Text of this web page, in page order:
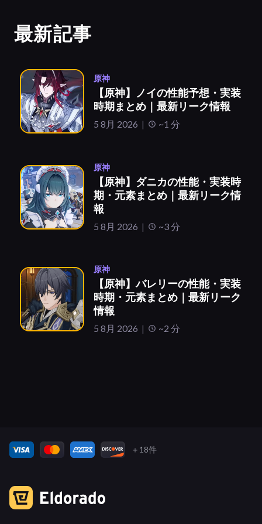
最新記事
原神
【原神】ノイの性能予想・実装
時期まとめ｜最新リーク情報
5 8月 2026 ~1 分
原神
【原神】ダニカの性能・実装時
期・元素まとめ｜最新リーク情
報
5 8月 2026 ~3 分
原神
【原神】バレリーの性能・実装
時期・元素まとめ｜最新リーク
情報
5 8月 2026 ~2 分
＋18件